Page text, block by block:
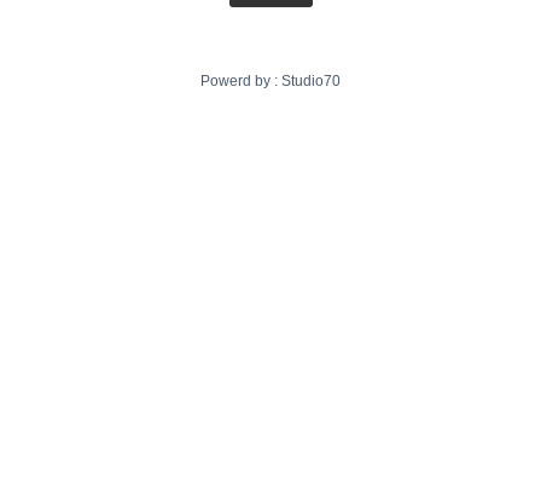
Powerd by : Studio70